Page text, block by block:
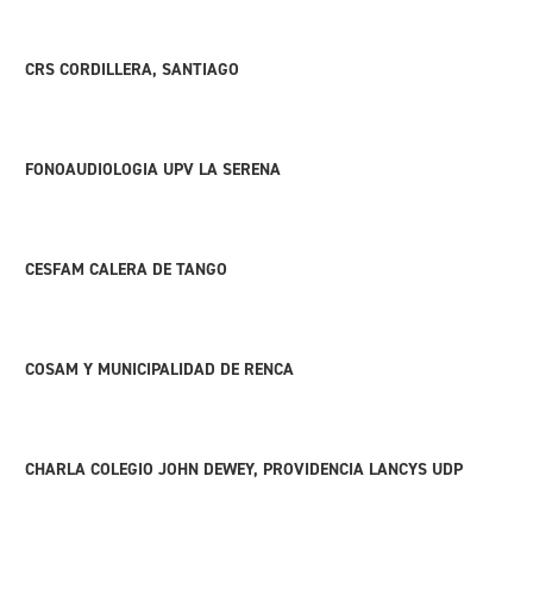
CRS CORDILLERA, SANTIAGO
FONOAUDIOLOGIA UPV LA SERENA
CESFAM CALERA DE TANGO
COSAM Y MUNICIPALIDAD DE RENCA
CHARLA COLEGIO JOHN DEWEY, PROVIDENCIA LANCYS UDP